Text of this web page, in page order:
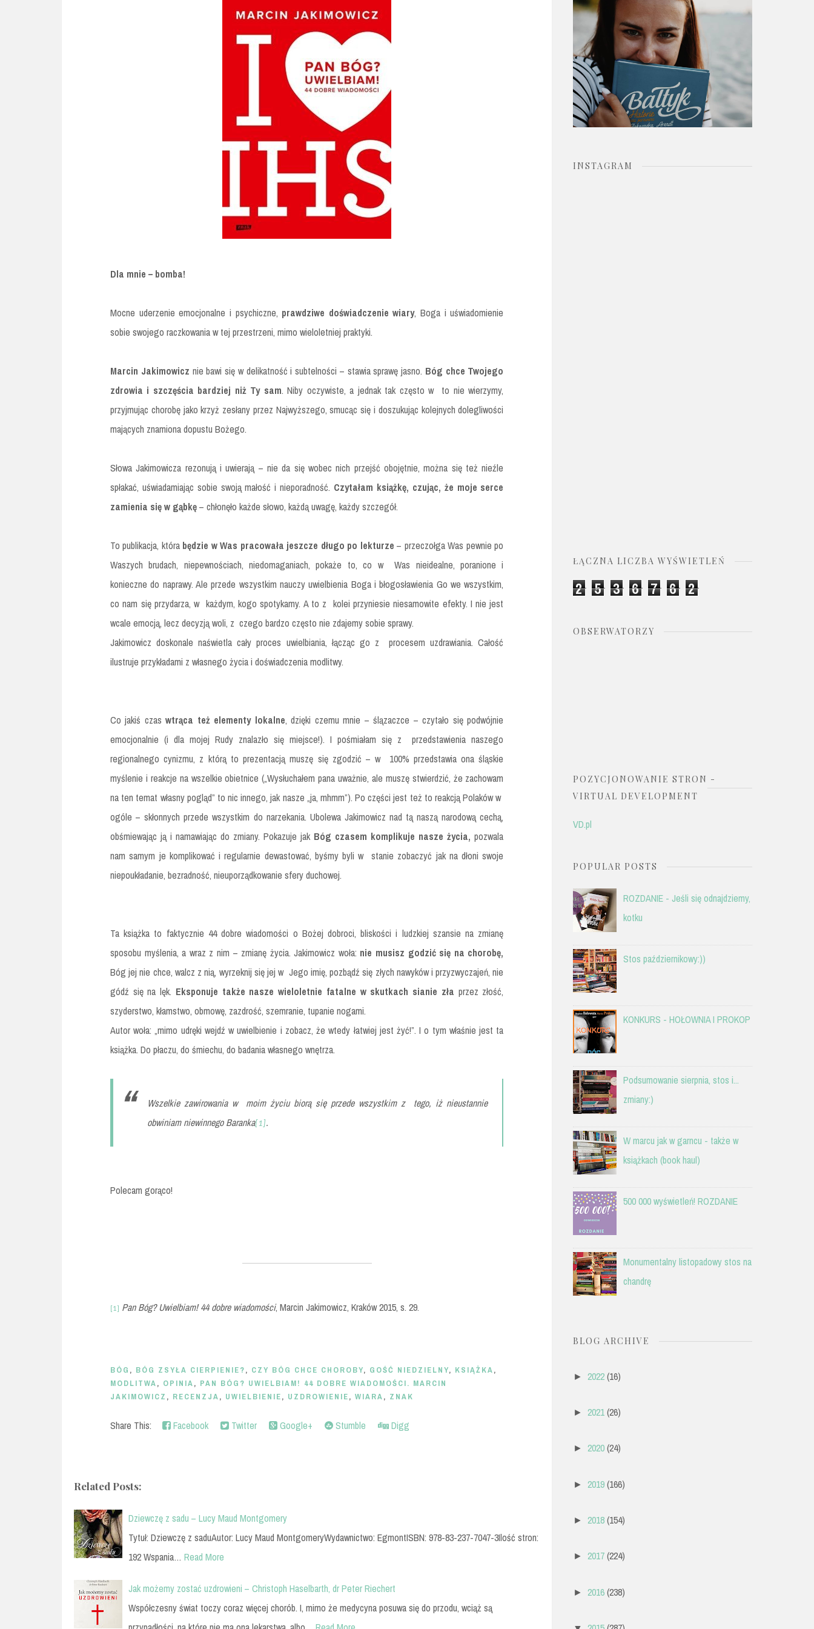
Dla mnie – bomba!
Mocne uderzenie emocjonalne i psychiczne, prawdziwe doświadczenie wiary, Boga i uświadomienie
sobie swojego raczkowania w tej przestrzeni, mimo wieloletniej praktyki.
Marcin Jakimowicz nie bawi się w delikatność i subtelności – stawia sprawę jasno. Bóg chce Twojego
zdrowia i szczęścia bardziej niż Ty sam. Niby oczywiste, a jednak tak często w to nie wierzymy,
przyjmując chorobę jako krzyż zesłany przez Najwyższego, smucąc się i doszukując kolejnych dolegliwości
mających znamiona dopustu Bożego.
Słowa Jakimowicza rezonują i uwierają – nie da się wobec nich przejść obojętnie, można się też nieźle
spłakać, uświadamiając sobie swoją małość i nieporadność. Czytałam książkę, czując, że moje serce
zamienia się w gąbkę– chłonęło każde słowo, każdą uwagę, każdy szczegół.
To publikacja, która będzie w Was pracowała jeszcze długo po lekturze – przeczołga Was pewnie po
Waszych brudach, niepewnościach, niedomaganiach, pokaże to, co w Was nieidealne, poranione i
konieczne do naprawy. Ale przede wszystkim nauczy uwielbienia Boga i błogosławienia Go we wszystkim,
co nam się przydarza, w każdym, kogo spotykamy. A to z kolei przyniesie niesamowite efekty. I nie jest
wcale emocją, lecz decyzją woli, z czego bardzo często nie zdajemy sobie sprawy.
Jakimowicz doskonale naświetla cały proces uwielbiania, łącząc go z procesem uzdrawiania. Całość
ilustruje przykładami z własnego życia i doświadczenia modlitwy.
Co jakiś czaswtrąca też elementy lokalne, dzięki czemu mnie – ślązaczce – czytało się podwójnie
emocjonalnie (i dla mojej Rudy znalazło się miejsce!). I pośmiałam się z przedstawienia naszego
regionalnego cynizmu, z którą to prezentacją muszę się zgodzić – w 100% przedstawia ona śląskie
myślenie i reakcje na wszelkie obietnice („Wysłuchałem pana uważnie, ale muszę stwierdzić, że zachowam
na ten temat własny pogląd” to nic innego, jak nasze „ja, mhmm”). Po części jest też to reakcją Polaków w
ogóle – skłonnych przede wszystkim do narzekania. Ubolewa Jakimowicz nad tą naszą narodową cechą,
obśmiewając ją i namawiając do zmiany. Pokazuje jak Bóg czasem komplikuje nasze życia, pozwala
nam samym je komplikować i regularnie dewastować, byśmy byli w stanie zobaczyć jak na dłoni swoje
niepoukładanie, bezradność, nieuporządkowanie sfery duchowej.
Ta książka to faktycznie 44 dobre wiadomości o Bożej dobroci, bliskości i ludzkiej szansie na zmianę
sposobu myślenia, a wraz z nim – zmianę życia. Jakimowicz woła: nie musisz godzić się na chorobę,
Bóg jej nie chce, walcz z nią, wyrzeknij się jej w Jego imię, pozbądź się złych nawyków i przyzwyczajeń, nie
gódź się na lęk. Eksponuje także nasze wieloletnie fatalne w skutkach sianie zła przez złość,
szyderstwo, kłamstwo, obmowę, zazdrość, szemranie, tupanie nogami.
Autor woła: „mimo udręki wejdź w uwielbienie i zobacz, że wtedy łatwiej jest żyć!”. I o tym właśnie jest ta
książka. Do płaczu, do śmiechu, do badania własnego wnętrza.
Wszelkie zawirowania w moim życiu biorą się przede wszystkim z tego, iż nieustannie
obwiniam niewinnego Baranka[1].
Polecam gorąco!
[1] Pan Bóg? Uwielbiam! 44 dobre wiadomości, Marcin Jakimowicz, Kraków 2015, s. 29.
BÓG , BÓG ZSYŁA CIERPIENIE?, CZY BÓG CHCE CHOROBY, GOŚĆ NIEDZIELNY, KSIĄŻKA,
MODLITWA, OPINIA, PAN BÓG? UWIELBIAM! 44 DOBRE WIADOMOŚCI. MARCIN
JAKIMOWICZ , RECENZJA, UWIELBIENIE, UZDROWIENIE, WIARA, ZNAK
Share This: Facebook Twitter Google+ Stumble Digg
Related Posts:
Dziewczę z sadu – Lucy Maud Montgomery
Tytuł: Dziewczę z saduAutor: Lucy Maud MontgomeryWydawnictwo: EgmontISBN: 978-83-237-7047-3Ilość stron:
192 Wspania… Read More
Jak możemy zostać uzdrowieni – Christoph Haselbarth, dr Peter Riechert
Współczesny świat toczy coraz więcej chorób. I, mimo że medycyna posuwa się do przodu, wciąż są
o
r
:
INSTAGRAM
ŁĄCZNA LICZBA WYŚWIETLEŃ
2 5 3 6 7 6 2
OBSERWATORZY
POZYCJONOWANIE STRON -
VIRTUAL DEVELOPMENT
VD.pl
POPULAR POSTS
ROZDANIE - Jeśli się odnajdziemy,
kotku
Stos październikowy:))
KONKURS - HOŁOWNIA I PROKOP
Podsumowanie sierpnia, stos i...
zmiany:)
W marcu jak w garncu - także w
książkach (book haul)
500 000 wyświetleń! ROZDANIE
Monumentalny listopadowy stos na
chandrę
BLOG ARCHIVE
► 2022 (16)
► 2021 (26)
► 2020 (24)
► 2019 (166)
► 2018 (154)
► 2017 (224)
► 2016 (238)